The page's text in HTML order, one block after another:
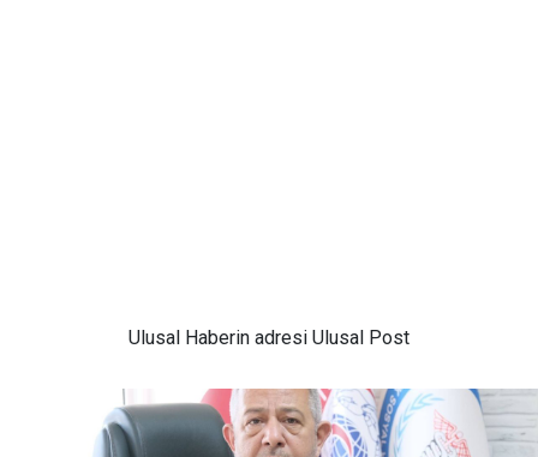
Ulusal Haberin adresi Ulusal Post